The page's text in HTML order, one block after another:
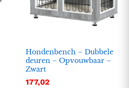
Hondenbench – Dubbele
deuren – Opvouwbaar –
Zwart
177,02